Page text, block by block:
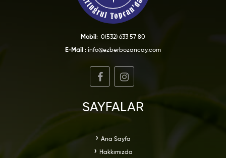
Mobil : 0(532) 633 57 80
E-Mail : info@ezberbozancay.com
SAYFALAR
Ana Sayfa
Hakkımızda